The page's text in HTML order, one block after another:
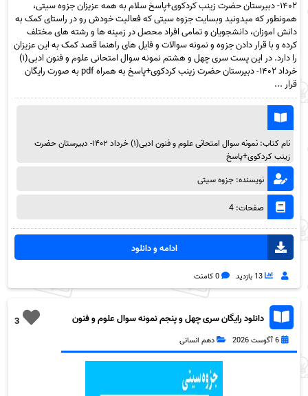
۱۴۰۲- دبیرستان حضرت زینب کردکوی+پاسخ سلام به همه عزیزان جزوه سیتی،
همونطور که میدونید وبسایت جزوه سیتی که فعالیت خودش رو در راستای کمک به
دانش اموزان، دانشجویان و تمامی افراد محصل در زمینه ها و رشته های مختلف
کرده و با قرار دادن جزوه و نمونه سوالات و فایل های راهنما قصد کمک به این عزیزان
را دارد. در این پست سری چهل و هشتم نمونه سوال امتحانی علوم و فنون ادبی(۱)
خرداد ۱۴۰۲- دبیرستان حضرت زینب کردکوی+پاسخ به همراه pdf به صورت رایگان
قرار ...
نام کتاب: نمونه سوال امتحانی علوم و فنون ادبی(۱) خرداد ۱۴۰۲- دبیرستان حضرت
زینب کردکوی+پاسخ
نویسنده: جزوه سیتی
صفحات: 4
ادامه و دانلود
13 بازدید 0 کامنت
3
دانلود رایگان سری چهل و پنجم نمونه سوال علوم و فنون
دهم انسانی به همراه pdf
6 آگوست 2026 دهم انسانی